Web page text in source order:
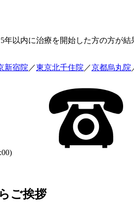
以内に治療を開始した方の方が結
新宿院 ／東京北千住院 ／京都烏丸院
ご挨拶